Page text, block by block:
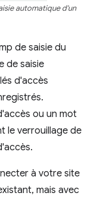
automatique d'un
de saisie du
de saisie
d'accès
ou un mot
le verrouillage de
à votre site
mais avec